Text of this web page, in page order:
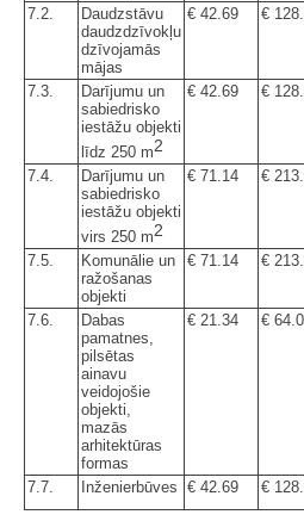
7.2.
Daudzstāvu
daudzdzīvokļu
dzīvojamās
mājas
€ 42.69 €
7.3.
Darījumu un
sabiedrisko
iestāžu objekti
līdz 250 m2
€ 42.69 €
7.4.
Darījumu un
sabiedrisko
iestāžu objekti
virs 250 m2
€ 71.14 €
7.5.
Komunālie un
ražošanas
objekti
€ 71.14 €
7.6.
Dabas
pamatnes,
pilsētas
ainavu
veidojošie
objekti,
mazās
arhitektūras
formas
€ 21.34 €
7.7. Inženierbūves € 42.69 €